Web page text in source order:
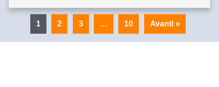
1 2 3 … 10 Avanti »